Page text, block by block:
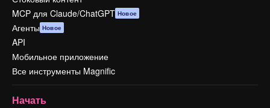
MCP для Claude/ChatGPT Новое
Агенты Новое
API
Мобильное приложение
Все инструменты Magnific
Начать